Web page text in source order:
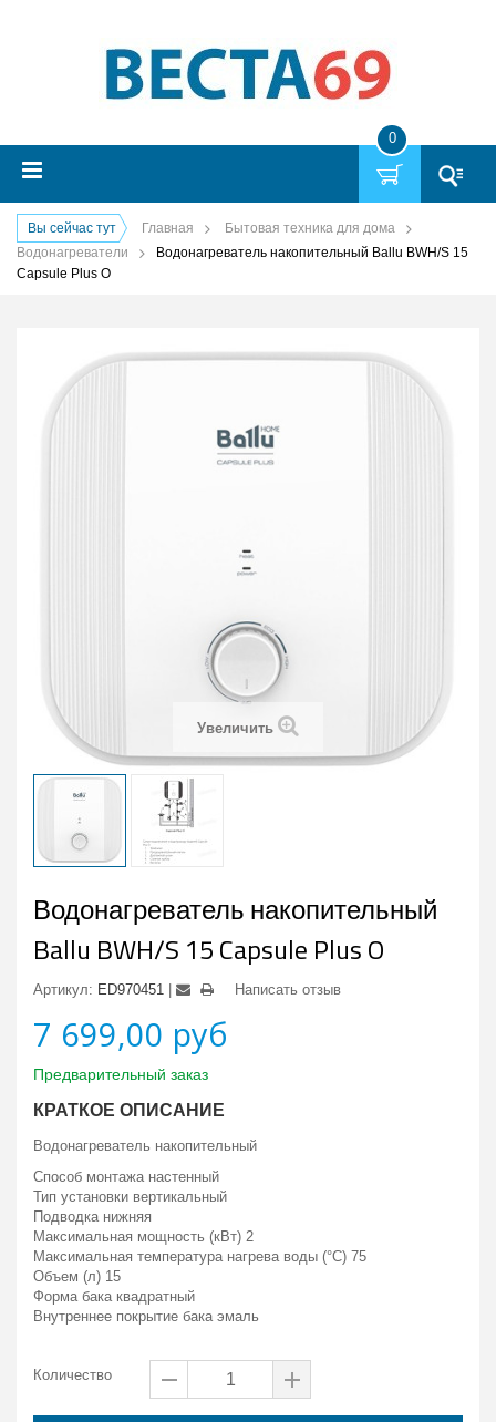
0
Вы сейчас тут Главная
Бытовая техника для дома
Водонагреватели
Водонагреватель накопительный Ballu BWH/S 15
Capsule Plus O
Увеличить
Водонагреватель накопительный
Ballu BWH/S 15 Capsule Plus O
Артикул: ED970451 Написать отзыв
7 699,00 руб
Предварительный заказ
КРАТКОЕ ОПИСАНИЕ
Водонагреватель накопительный
Способ монтажа настенный
Тип установки вертикальный
Подводка нижняя
Максимальная мощность (кВт) 2
Максимальная температура нагрева воды (°C) 75
Объем (л) 15
Форма бака квадратный
Внутреннее покрытие бака эмаль
Количество